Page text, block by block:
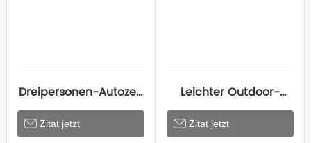
Dreipersonen-Autozelt
7530101
Zitat jetzt
Leichter Outdoor-
Halstuch KM85723
Zitat jetzt